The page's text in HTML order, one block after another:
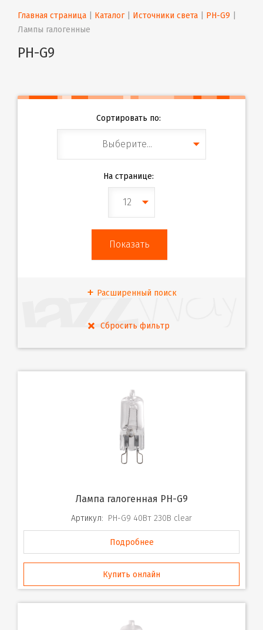
Главная страница Каталог | Источники света PH-G9
Лампы галогенные
PH-G9
Сортировать по:
Выберите...
На странице:
12
Расширенный поиск
Лампа галогенная PH-G9
Артикул: PH-G9 40Вт 230В clear
Подробнее
Купить онлайн